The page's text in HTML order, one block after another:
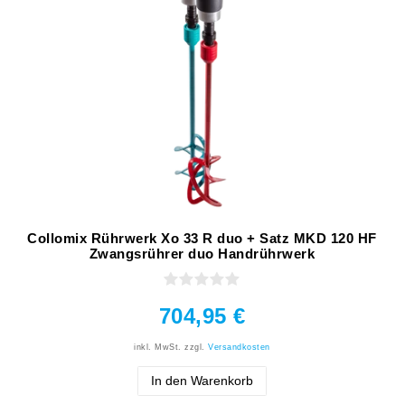
Collomix Rührwerk Xo 33 R duo + Satz MKD 120 HF
Zwangsrührer duo Handrührwerk
704,95 €
inkl. MwSt. zzgl.Versandkosten
In den Warenkorb